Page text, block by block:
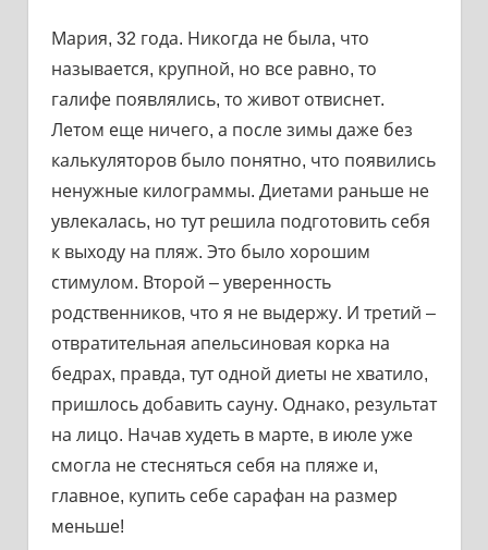
Мария, 32 года. Никогда не была, что
называется, крупной, но все равно, то
галифе появлялись, то живот отвиснет.
Летом еще ничего, а после зимы даже без
калькуляторов было понятно, что появились
ненужные килограммы. Диетами раньше не
увлекалась, но тут решила подготовить себя
к выходу на пляж. Это было хорошим
стимулом. Второй – уверенность
родственников, что я не выдержу. И третий –
отвратительная апельсиновая корка на
бедрах, правда, тут одной диеты не хватило,
пришлось добавить сауну. Однако, результат
на лицо. Начав худеть в марте, в июле уже
смогла не стесняться себя на пляже и,
главное, купить себе сарафан на размер
меньше!